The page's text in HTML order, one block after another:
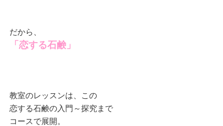
だから、
「恋する石鹸」
教室のレッスンは、この
恋する石鹸の入門～探究まで
コースで展開。